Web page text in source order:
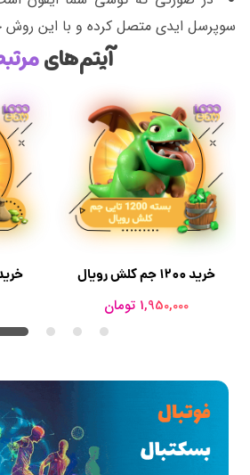
سوپرسل ایدی متصل کرده و با این روش
آیتم‌های
خرید ۵۰۰ جم کلش
خرید 1200 جم کلش رویال
1,950,000 تومان